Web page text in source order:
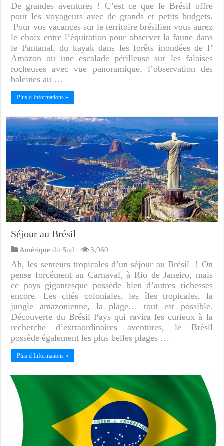
De grandes aventures ! C’est ce que le Brésil offre
pour les voyageurs avec de grands et petits budgets.
Pour vos vacances sur le territoire brésilien vous aurez
le choix entre l’équitation pour observer la faune dans
le Pantanal, du kayak dans les forêts inondées de l’
Amazon ou une escalade périlleuse sur les falaises
rocheuses avec vue panoramique, l’observation des
baleines au …
Plus d Informations »
Séjour au Brésil
Amérique du Sud 3,960
Ah, les senteurs tropicales d’un séjour au Brésil ! On
pense forcément au Carnaval, à Rio de Janeiro, mais
ce pays gigantesque possède bien d’autres richesses
encore. Les cités coloniales, les îles tropicales, la
jungle amazonienne, la plage… tout est possible.
Découverte du Brésil Pays qui ravira les curieux à la
recherche d’extraordinaires aventures, le Brésil
possède également les plus belles plages …
Plus d Informations »